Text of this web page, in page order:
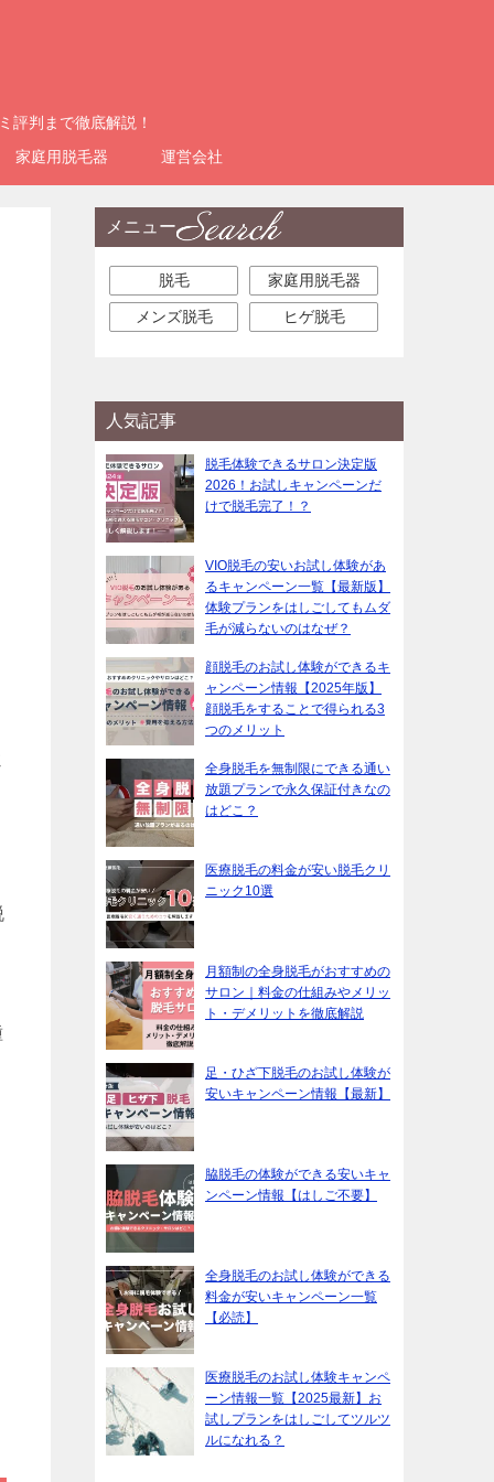
評判まで徹底解説！
家庭用脱毛器 運営会社
メニュー
脱毛 家庭用脱毛器
メンズ脱毛 ヒゲ脱毛
人気記事
脱毛体験できるサロン決定版
2026！お試しキャンペーンだ
けで脱毛完了！？
VIO脱毛の安いお試し体験があ
るキャンペーン一覧【最新版】
体験プランをはしごしてもムダ
毛が減らないのはなぜ？
顔脱毛のお試し体験ができるキ
ャンペーン情報【2025年版】
顔脱毛をすることで得られる3
つのメリット
全身脱毛を無制限にできる通い
放題プランで永久保証付きなの
はどこ？
医療脱毛の料金が安い脱毛クリ
ニック10選
月額制の全身脱毛がおすすめの
サロン｜料金の仕組みやメリッ
ト・デメリットを徹底解説
足・ひざ下脱毛のお試し体験が
安いキャンペーン情報【最新】
脇脱毛の体験ができる安いキャ
ンペーン情報【はしご不要】
全身脱毛のお試し体験ができる
料金が安いキャンペーン一覧
【必読】
医療脱毛のお試し体験キャンペ
ーン情報一覧【2025最新】お
試しプランをはしごしてツルツ
ルになれる？